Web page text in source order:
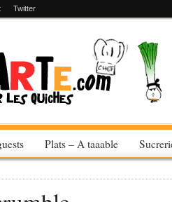
Twitter
Plats – A taaable